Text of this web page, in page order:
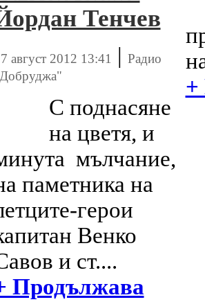
Тенчев
август 2012 13:41 | Радио
С поднасяне
на цветя, и
мълчание,
паметника на
герои
Венко
и ст....
Продължава
+